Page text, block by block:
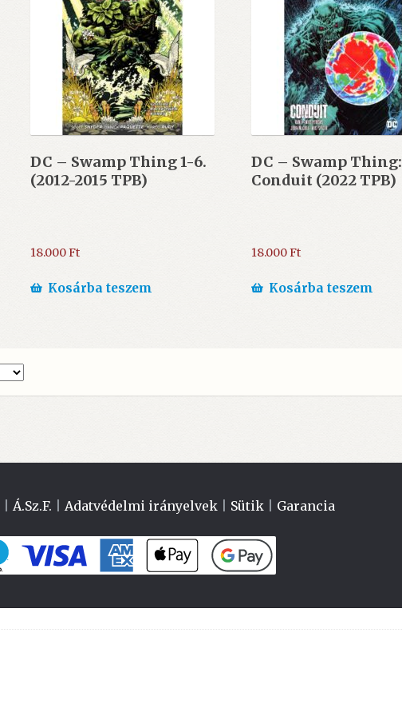
DC – Swamp Thing 1-6.
(2012-2015 TPB)
18.000Ft
Kosárba teszem
DC – Swamp Thing:
Conduit (2022 TPB)
18.000Ft
Kosárba teszem
Á.Sz.F. Adatvédelmi irányelvek Sütik Garancia